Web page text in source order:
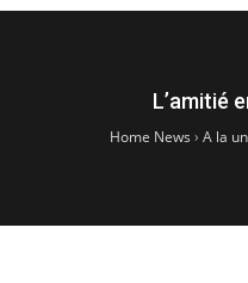
L’amitié
Home News › A la